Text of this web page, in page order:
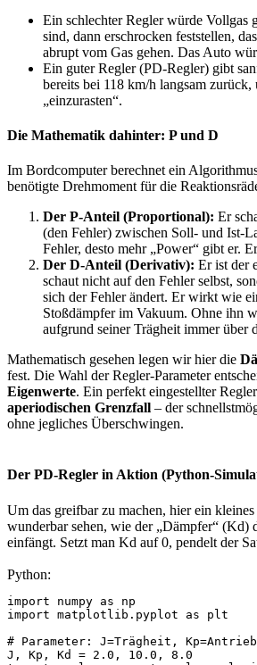
Ein schlechter Regler würde Vollgas
sind, dann erschrocken feststellen,
abrupt vom Gas gehen. Das Auto
Ein guter Regler (PD-Regler) gibt
bereits bei 118 km/h langsam
„einzurasten“.
Die Mathematik dahinter: P und D​
Im Bordcomputer berechnet ein
benötigte Drehmoment für die
Der P-Anteil (Proportional): Er
(den Fehler) zwischen Soll- und Ist-
Fehler, desto mehr „Power“ gibt er.
Der D-Anteil (Derivativ): Er ist der
schaut nicht auf den Fehler selbst,
sich der Fehler ändert. Er wirkt wie
Stoßdämpfer im Vakuum. Ohne ihn
aufgrund seiner Trägheit immer über
Mathematisch gesehen legen wir hier die
fest. Die Wahl der Regler-Parameter
Eigenwerte. Ein perfekt eingestellter
aperiodischen Grenzfall – der
ohne jegliches Überschwingen.
Der PD-Regler in Aktion (Python-
Um das greifbar zu machen, hier ein
wunderbar sehen, wie der „Dämpfer“ (Kd)
einfängt. Setzt man Kd auf 0, pendelt der
Python:
import numpy as np
import matplotlib.pyplot as plt
# Parameter: J=Trägheit,
J, Kp, Kd = 2.0, 10.0, 8.0